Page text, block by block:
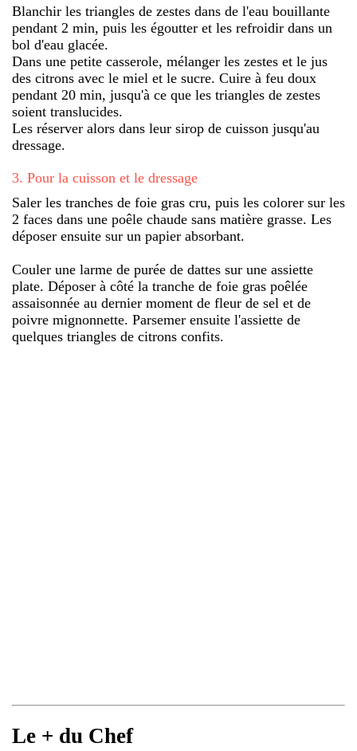
Blanchir les triangles de zestes dans de l'eau bouillante
pendant 2 min, puis les égoutter et les refroidir dans un
bol d'eau glacée.
Dans une petite casserole, mélanger les zestes et le jus
des citrons avec le miel et le sucre. Cuire à feu doux
pendant 20 min, jusqu'à ce que les triangles de zestes
soient translucides.
Les réserver alors dans leur sirop de cuisson jusqu'au
dressage.
3. Pour la cuisson et le dressage
Saler les tranches de foie gras cru, puis les colorer sur les
2 faces dans une poêle chaude sans matière grasse. Les
déposer ensuite sur un papier absorbant.
Couler une larme de purée de dattes sur une assiette
plate. Déposer à côté la tranche de foie gras poêlée
assaisonnée au dernier moment de fleur de sel et de
poivre mignonnette. Parsemer ensuite l'assiette de
quelques triangles de citrons confits.
Le + du Chef